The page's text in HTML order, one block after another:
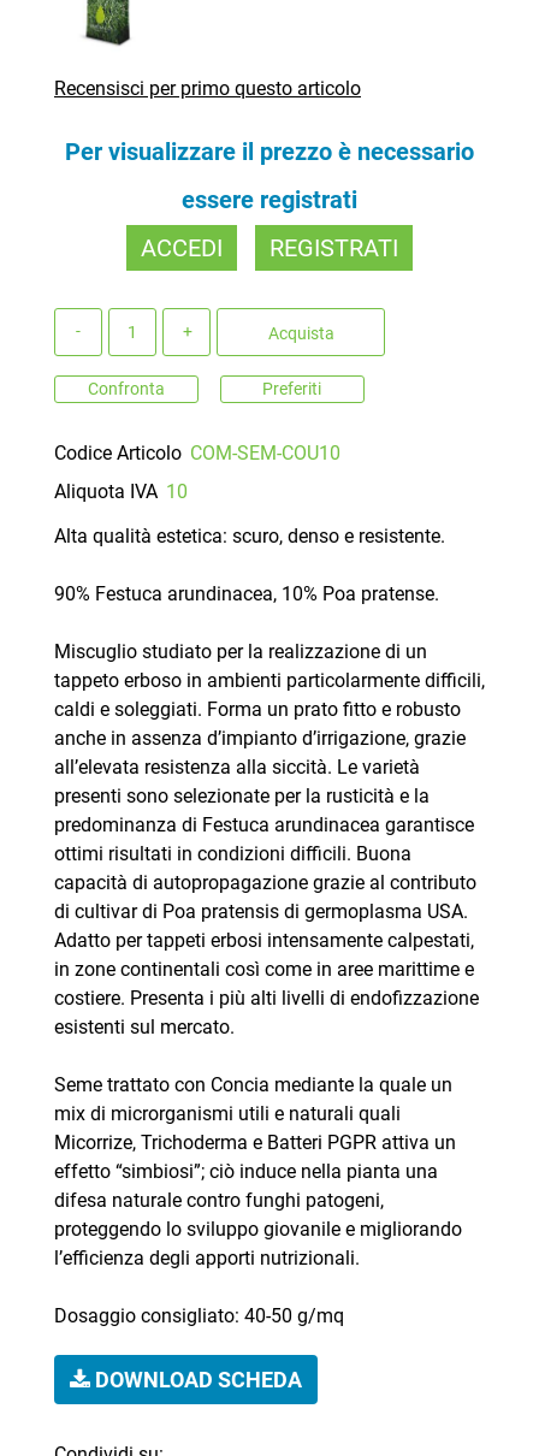
Recensisci per primo questo articolo
Per visualizzare il prezzo è necessario
essere registrati
ACCEDI
REGISTRATI
Acquista
Confronta Preferiti
Codice Articolo COM-SEM-COU10
Aliquota IVA 10
Alta qualità estetica: scuro, denso e resistente.
90% Festuca arundinacea, 10% Poa pratense.
Miscuglio studiato per la realizzazione di un
tappeto erboso in ambienti particolarmente difficili,
caldi e soleggiati. Forma un prato fitto e robusto
anche in assenza d’impianto d’irrigazione, grazie
all’elevata resistenza alla siccità. Le varietà
presenti sono selezionate per la rusticità e la
predominanza di Festuca arundinacea garantisce
ottimi risultati in condizioni difficili. Buona
capacità di autopropagazione grazie al contributo
di cultivar di Poa pratensis di germoplasma USA.
Adatto per tappeti erbosi intensamente calpestati,
in zone continentali così come in aree marittime e
costiere. Presenta i più alti livelli di endofizzazione
esistenti sul mercato.
Seme trattato con Concia mediante la quale un
mix di microrganismi utili e naturali quali
Micorrize, Trichoderma e Batteri PGPR attiva un
effetto “simbiosi”; ciò induce nella pianta una
difesa naturale contro funghi patogeni,
proteggendo lo sviluppo giovanile e migliorando
l’efficienza degli apporti nutrizionali.
Dosaggio consigliato: 40-50 g/mq
DOWNLOAD SCHEDA